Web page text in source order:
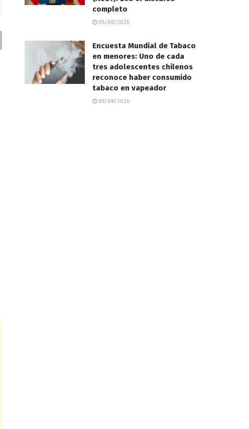
completo
05/08/2026
Encuesta Mundial de Tabaco
en menores: Uno de cada
tres adolescentes chilenos
reconoce haber consumido
tabaco en vapeador
05/08/2026